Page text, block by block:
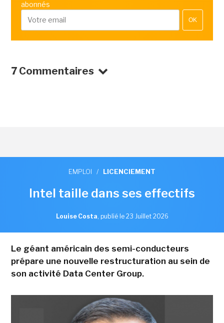
abonnés
OK
7 Commentaires
EMPLOI / LICENCIEMENT
Intel taille dans ses effectifs
Louise Costa, publié le 23 Juillet 2026
Le géant américain des semi-conducteurs
prépare une nouvelle restructuration au sein de
son activité Data Center Group.